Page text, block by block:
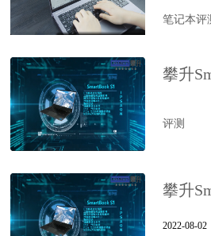
笔记本评
攀升
评测
攀升
2022-08-02